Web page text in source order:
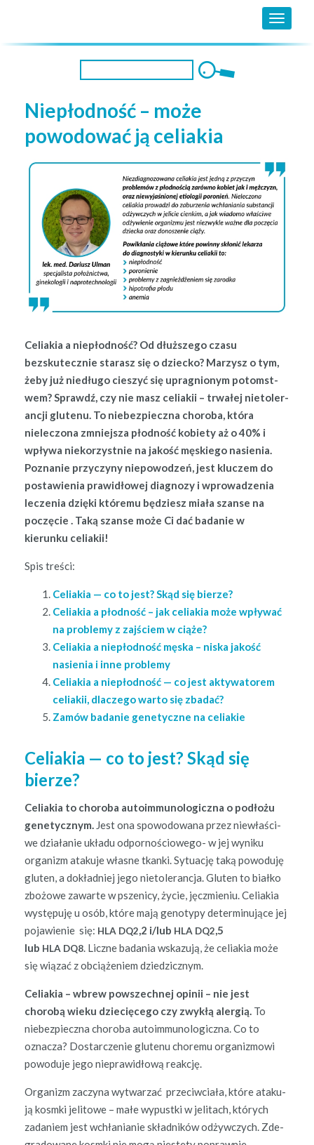
MENU
Niepłodność – może
powodować ją celiakia
Celi­akia a niepłod­ność? Od dłuższego cza­su
bezskutecznie starasz się o dziecko? Marzysz o tym,
żeby już niedłu­go cieszyć się upragnionym potomst­
wem? Sprawdź, czy nie masz celi­akii – trwałej nietol­er­
ancji glutenu. To niebez­piecz­na choro­ba, która
nielec­zona zmniejsza płod­ność kobi­ety aż o 40% i
wpły­wa nieko­rzyst­nie na jakość męskiego nasienia.
Poz­nanie przy­czyny niepowodzeń, jest kluczem do
postaw­ienia praw­idłowej diag­nozy i wprowadzenia
leczenia dzię­ki które­mu będziesz miała szanse na
poczę­cie . Taką szanse może Ci dać badanie w
kierunku celiakii!
Spis treś­ci:
Celi­akia — co to jest? Skąd się bierze?
Celi­akia a płod­ność – jak celi­akia może wpły­wać
na prob­le­my z zajś­ciem w ciąże?
Celi­akia a niepłod­ność męs­ka – niska jakość
nasienia i inne problemy
Celi­akia a niepłod­ność — co jest akty­wa­torem
celi­akii, dlaczego warto się zbadać?
Zamów badanie gene­ty­czne na celiakie
Celiakia — co to jest? Skąd się
bierze?
Celi­akia to choro­ba autoim­muno­log­icz­na o podłożu
gene­ty­cznym. Jest ona spowodowana przez niewłaś­ci­
we dzi­ałanie układu odpornoś­ciowego- w jej wyniku
orga­nizm ataku­je własne tkan­ki. Sytu­ację taką powodu­ję
gluten, a dokład­niej jego nietol­er­anc­ja. Gluten to białko
zbożowe zawarte w pszeni­cy, życie, jęczmie­niu. Celi­akia
wys­tępu­ję u osób, które mają geno­typy deter­min­u­jące jej
pojaw­ie­nie się: HLA DQ2,2 i/lub HLA DQ2,5
lub HLA DQ8. Liczne bada­nia wskazu­ją, że celi­akia może
się wiązać z obciąże­niem dziedzicznym.
Celi­akia – wbrew powszech­nej opinii – nie jest
chorobą wieku dziecięcego czy zwykłą alergią. To
niebez­piecz­na choro­ba autoim­muno­log­icz­na. Co to
oznacza? Dostar­cze­nie glutenu chore­mu orga­niz­mowi
powodu­je jego niepraw­idłową reakcję.
Orga­nizm zaczy­na wyt­warzać prze­ci­w­ci­ała, które ataku­
ją kosm­ki jeli­towe – małe wypust­ki w jeli­tach, których
zadaniem jest wchła­ni­an­ie skład­ników odży­w­czych. Zde­